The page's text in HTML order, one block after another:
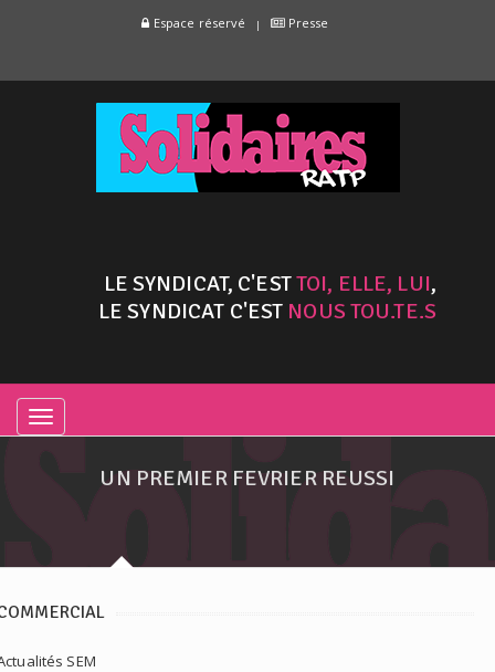
Espace réservé Presse
LE SYNDICAT, C'ESTTOI, ELLE, LUI,
LE SYNDICAT C'EST NOUS TOU.TE.S
TOGGLE
UN PREMIER FEVRIER REUSSI
SEM